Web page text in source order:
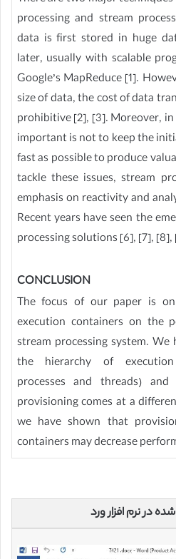
processing and stream
data is first stored in huge
later, usually with scalable
Google’s MapReduce [1].
size of data, the cost of data
prohibitive [2], [3]. Moreover,
important is not to keep the
fast as possible to produce
tackle these issues, stream
emphasis on reactivity and
Recent years have seen the
processing solutions [6], [7], [8],
CONCLUSION
The focus of our paper is
execution containers on the
stream processing system.
the hierarchy of execution
processes and threads)
provisioning comes at a
we have shown that
containers may decrease
در نرم افزار ورد